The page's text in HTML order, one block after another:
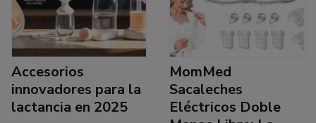
Accesorios
innovadores para la
lactancia en 2025
MomMed
Sacaleches
Eléctricos Doble